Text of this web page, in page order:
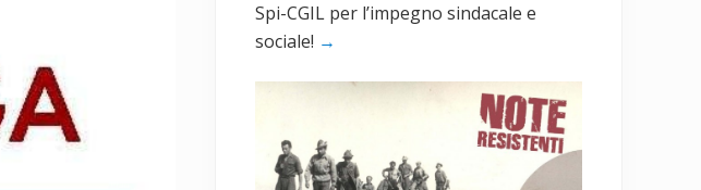
Spi-CGIL per l’impegno sindacale e
sociale! →